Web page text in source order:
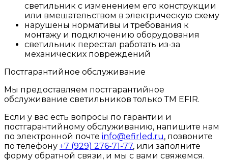
светильник с изменением его конструкции
или вмешательством в электрическую схему
нарушены нормативы и требования к
монтажу и подключению оборудования
светильник перестал работать из-за
механических повреждений
Постгарантийное обслуживание
Мы предоставляем постгарантийное
обслуживание светильников только ТМ EFIR.
Если у вас есть вопросы по гарантии и
постгарантийному обслуживанию, напишите нам
по электронной почте info@efirled.ru, позвоните
по телефону +7 (929) 276-71-77, или заполните
форму обратной связи, и мы с вами свяжемся.